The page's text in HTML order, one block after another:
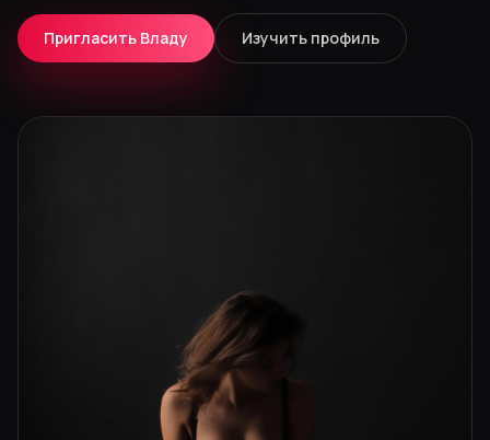
Пригласить Владу Изучить профиль